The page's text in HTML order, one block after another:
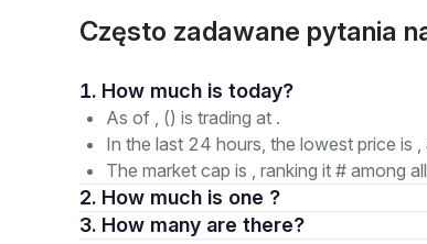
Często zadawane pytania
1. How much is today?
As of , () is trading at .
In the last 24 hours, the lowest price is
The market cap is , ranking it # among
2. How much is one ?
3. How many are there?